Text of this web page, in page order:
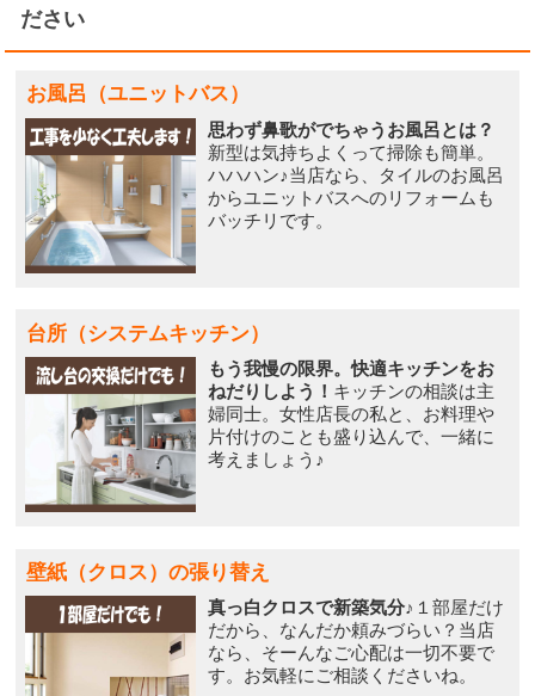
ださい
お風呂（ユニットバス）
思わず鼻歌がでちゃうお風呂とは？
新型は気持ちよくって掃除も簡単。
ハハハン♪当店なら、タイルのお風呂
からユニットバスへのリフォームも
バッチリです。
台所（システムキッチン）
もう我慢の限界。快適キッチンをお
ねだりしよう！ キッチンの相談は主
婦同士。女性店長の私と、お料理や
片付けのことも盛り込んで、一緒に
考えましょう♪
壁紙（クロス）の張り替え
真っ白クロスで新築気分♪ １部屋だけ
だから、なんだか頼みづらい？当店
なら、そーんなご心配は一切不要で
す。お気軽にご相談くださいね。